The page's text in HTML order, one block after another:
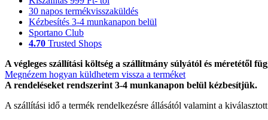
30 napos termékvisszaküldés
Kézbesítés 3-4 munkanapon belül
Sportano Club
4.70 Trusted Shops
A végleges szállítási költség a szállítmány súlyától és méretétől
Megnézem hogyan küldhetem vissza a terméket
A rendeléseket rendszerint 3-4 munkanapon belül kézbesítjük.
A szállítási idő a termék rendelkezésre állásától valamint a